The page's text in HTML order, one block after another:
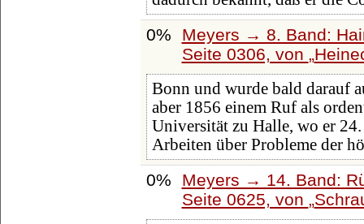
0%
Meyers → 8. Band:
Seite 0306, von
Bonn und wurde bald darauf
aber 1856 einem Ruf als
Universität zu Halle, wo er
Arbeiten über Probleme der
0%
Meyers → 14. Band:
Seite 0625, von